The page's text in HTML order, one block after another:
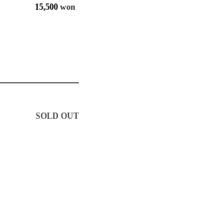
15,500 won
SOLD OUT